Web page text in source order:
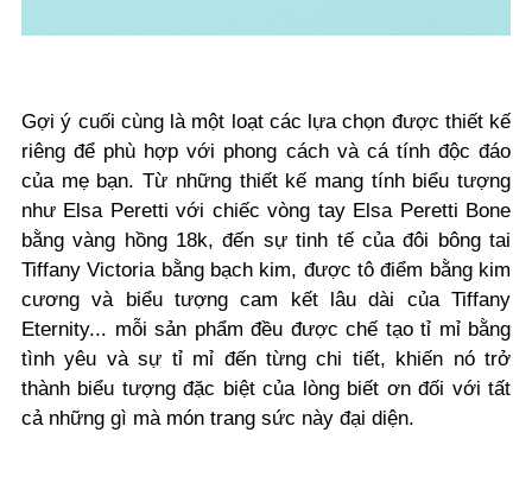
Gợi ý cuối cùng là một loạt các lựa chọn được thiết kế
riêng để phù hợp với phong cách và cá tính độc đáo
của mẹ bạn. Từ những thiết kế mang tính biểu tượng
như Elsa Peretti với chiếc vòng tay Elsa Peretti Bone
bằng vàng hồng 18k, đến sự tinh tế của đôi bông tai
Tiffany Victoria bằng bạch kim, được tô điểm bằng kim
cương và biểu tượng cam kết lâu dài của Tiffany
Eternity... mỗi sản phẩm đều được chế tạo tỉ mỉ bằng
tình yêu và sự tỉ mỉ đến từng chi tiết, khiến nó trở
thành biểu tượng đặc biệt của lòng biết ơn đối với tất
cả những gì mà món trang sức này đại diện.